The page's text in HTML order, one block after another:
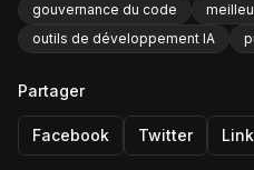
gouvernance du code
outils de développement IA
Partager
Facebook Twitter